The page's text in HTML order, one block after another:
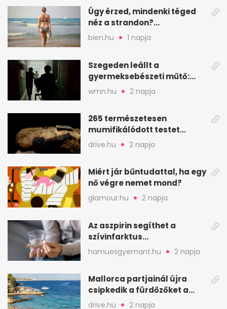
Úgy érzed, mindenki téged
néz a strandon?
Pszichológusok szerint más
áll a háttérben
bien.hu 1 napja
Szegeden leállt a
gyermeksebészeti műtő:
elfogytak a tartalékok
wmn.hu 2 napja
265 természetesen
mumifikálódott testet
találtak egy váci templom
drive.hu 2 napja
Miért jár bűntudattal, ha egy
nő végre nemet mond?
glamour.hu 2 napja
Az aszpirin segíthet a
szívinfarktus
megelőzésében, de nem
mindenkinek
hamuesgyemant.hu 2 napja
Mallorca partjainál újra
csipkedik a fürdőzőket a
halak a sekély vízben
drive.hu 2 napja